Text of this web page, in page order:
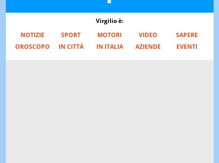
Virgilio è:
NOTIZIE
SPORT MOTORI VIDEO
SAPERE
OROSCOPO
IN CITTÀ IN ITALIA AZIENDE EVENTI